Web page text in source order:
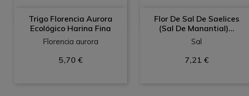
Trigo Florencia Aurora
Ecológico Harina Fina
Florencia aurora
5,70 €
Vista rápida
Flor De Sal De Saelices
(Sal De Manantial)...
Sal
7,21 €
Vista rápida